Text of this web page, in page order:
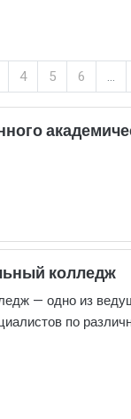
4 5 6 ...
колледж
— одно из
по